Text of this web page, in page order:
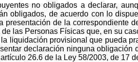
no obligados a declarar,
obligados, de acuerdo con lo
de la correspondiente
las Personas Físicas que, en su
liquidación provisional que pueda
declaración ninguna
26.6 de la Ley 58/2003, de 17